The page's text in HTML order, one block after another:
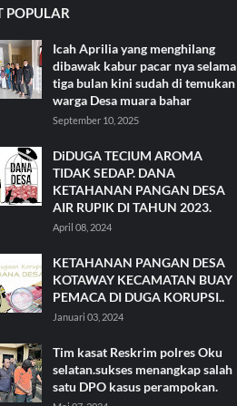
POPULAR
Icah Aprilia yang menghilang
dibawak kabur pacar nya selama
tiga bulan kini sudah di temukan
warga Desa muara bahar
September 10, 2025
DiDUGA TECIUM AROMA
TIDAK SEDAP. DANA
KETAHANAN PANGAN DESA
AIR RUPIK DI TAHUN 2023.
April 08, 2024
KETAHANAN PANGAN DESA
KOTAWAY KECAMATAN BUAY
PEMACA DI DUGA KORUPSI..
Januari 03, 2024
Tim kasat Reskrim polres Oku
selatan.sukses menangkap salah
satu DPO kasus perampokan.